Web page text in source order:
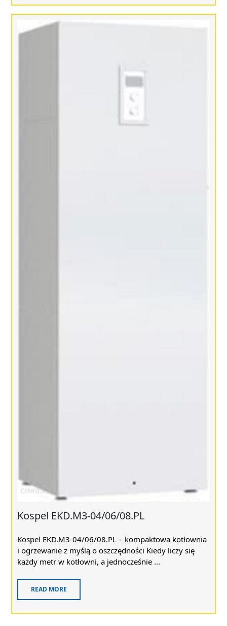
Kospel EKD.M3-04/06/08.PL
Kospel EKD.M3-04/06/08.PL – kompaktowa kotłownia
i ogrzewanie z myślą o oszczędności Kiedy liczy się
każdy metr w kotłowni, a jednocześnie ...
READ MORE